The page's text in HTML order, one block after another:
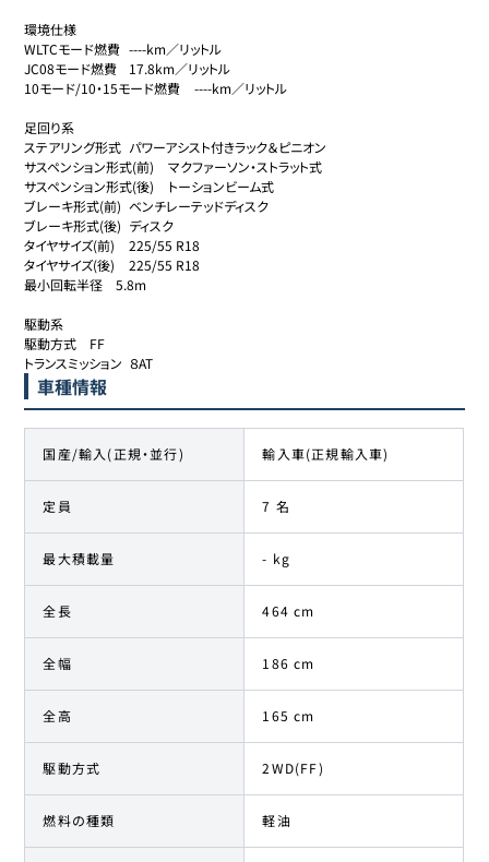
環境仕様
WLTCモード燃費	----km／リットル
JC08モード燃費	17.8km／リットル
10モード/10・15モード燃費	----km／リットル
足回り系
ステアリング形式	パワーアシスト付きラック＆ピニオン
サスペンション形式(前)	マクファーソン・ストラット式
サスペンション形式(後)	トーションビーム式
ブレーキ形式(前)	ベンチレーテッドディスク
ブレーキ形式(後)	ディスク
タイヤサイズ(前)	225/55 R18
タイヤサイズ(後)	225/55 R18
最小回転半径	5.8m
駆動系
駆動方式	FF
トランスミッション	８AT
車種情報
国産/輸入(正規・並行) 輸入車(正規輸入車)
定員 7 名
最大積載量 - kg
全長 464 cm
全幅 186 cm
全高 165 cm
駆動方式 2WD(FF)
燃料の種類 軽油